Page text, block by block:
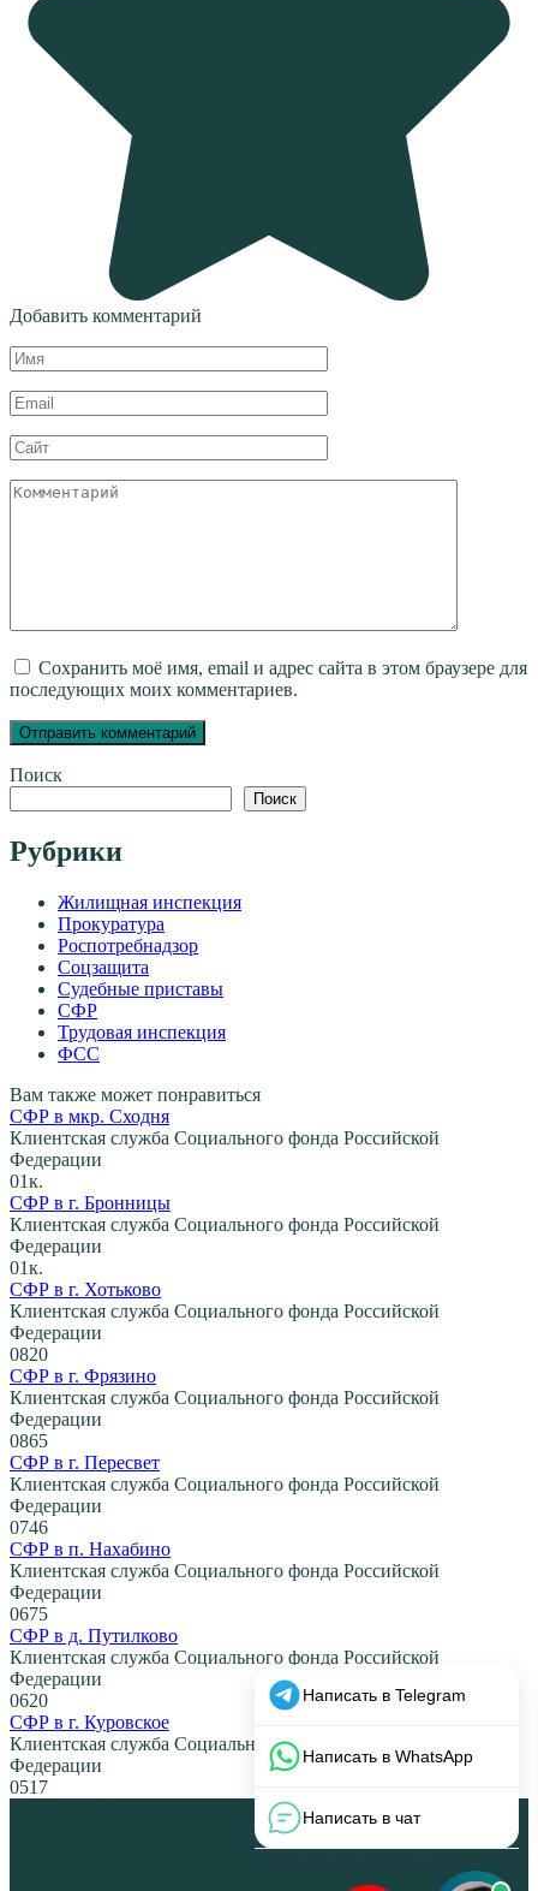
Добавить комментарий
Имя
*
Email
*
Сайт
Комментарий
Сохранить моё имя, email и адрес сайта в этом браузере для
последующих моих комментариев.
Поиск
Поиск
Рубрики
Жилищная инспекция
Прокуратура
Роспотребнадзор
Соцзащита
Судебные приставы
СФР
Трудовая инспекция
ФСС
Вам также может понравиться
СФР в мкр. Сходня
Клиентская служба Социального фонда Российской
Федерации
01к.
СФР в г. Бронницы
Клиентская служба Социального фонда Российской
Федерации
01к.
СФР в г. Хотьково
Клиентская служба Социального фонда Российской
Федерации
0820
СФР в г. Фрязино
Клиентская служба Социального фонда Российской
Федерации
0865
СФР в г. Пересвет
Клиентская служба Социального фонда Российской
Федерации
0746
СФР в п. Нахабино
Клиентская служба Социального фонда Российской
Федерации
0675
СФР в д. Путилково
Клиентская служба Социального фонда Российской
Федерации
0620
СФР в г. Куровское
Клиентская служба Социального фонда Российской
Федерации
0517
© 2026 НЕофициальный информационный сайт, содержащий
открытые выверенные данные об органах власти Москвы и
Московской области: официальные сайты, телефоны, адреса,